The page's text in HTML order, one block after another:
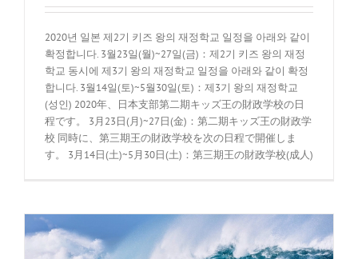
2020년 일본 제2기 키즈 왕의 재정학교 일정을 아래와 같이
확정합니다. 3월23일(월)~27일(금)：제2기 키즈 왕의 재정
학교 동시에 제3기 왕의 재정학교 일정을 아래와 같이 확정
합니다. 3월14일(토)~5월30일(토)：제3기 왕의 재정학교
(성인) 2020年、日本支部第二期キッズ王の財政学校の日
程です。 3月23日(月)~27日(金)：第二期キッズ王の財政学
校 同時に、第三期王の財政学校を次の日程で開催しま
す。 3月14日(土)~5月30日(土)：第三期王の財政学校(成人)